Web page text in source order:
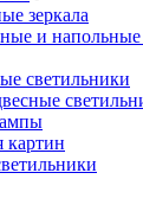
зеркала
и напольные
светильники
картин